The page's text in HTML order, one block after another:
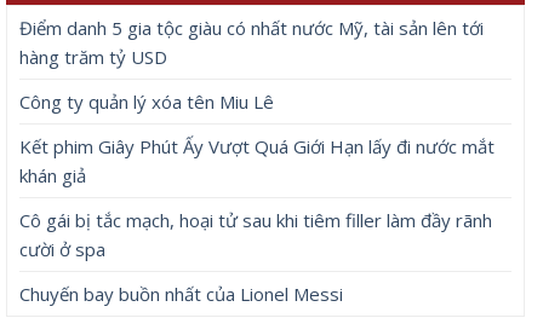
Điểm danh 5 gia tộc giàu có nhất nước Mỹ, tài sản lên tới
hàng trăm tỷ USD
Công ty quản lý xóa tên Miu Lê
Kết phim Giây Phút Ấy Vượt Quá Giới Hạn lấy đi nước mắt
khán giả
Cô gái bị tắc mạch, hoại tử sau khi tiêm filler làm đầy rãnh
cười ở spa
Chuyến bay buồn nhất của Lionel Messi